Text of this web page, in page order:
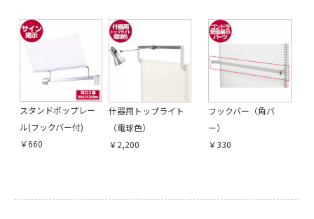
スタンドポップレー
ル(フックバー付)
￥660
什器用トップライト
（電球色）
￥2,200
フックバー（角バ
ー）
￥330